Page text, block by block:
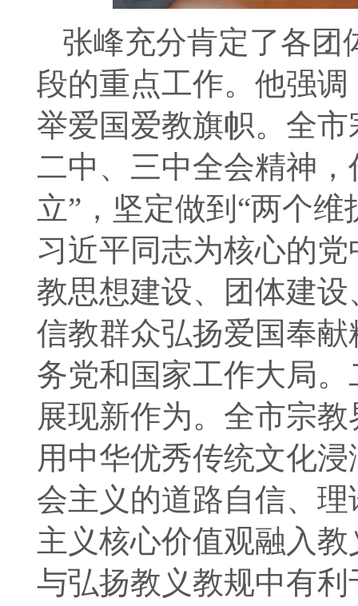
张峰充分肯定了各团
段的重点工作。他强
举爱国爱教旗帜。全
二中、三中全会精神
立”，坚定做到“两个
习近平同志为核心的
教思想建设、团体建
信教群众弘扬爱国奉
务党和国家工作大局
展现新作为。全市宗
用中华优秀传统文化
会主义的道路自信、
主义核心价值观融入
与弘扬教义教规中有